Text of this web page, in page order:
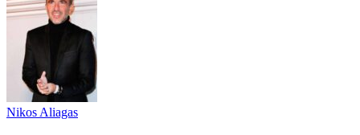
Nikos Aliagas